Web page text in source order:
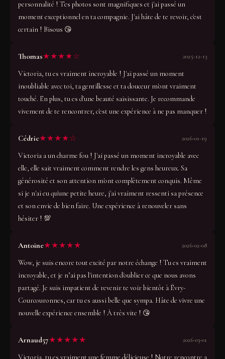
personnalité ! Tes photos sont magnifiques et j'ai passé un
moment exceptionnel en ta compagnie. J'ai hâte de te revoir, c'est
certain ! Bisous 😘
Thomas★★★★☆ 2025-12-13
Victoria, tu es vraiment incroyable ! J'ai passé un moment
inoubliable avec toi, ta gentillesse et ta douceur m'ont vraiment
touché. En plus, tu es d'une beauté saisissante. Je recommande
vivement de te rencontrer, c'est une expérience à ne pas manquer !
Cédric★★★★☆ 2026-01-19
Victoria a un charme fou ! J'ai passé un moment incroyable avec
elle, elle sait vraiment comment rendre les gens heureux. Sa
générosité et son attention m'ont complètement conquis. Même
si je n'ai eu qu'une petite heure, j'ai vraiment ressenti sa présence
et son envie de bien faire. Une expérience à renouveler sans
hésiter ! 💯
Antoine★★★★★ 2026-02-08
Wow, je suis encore tout excité par notre échange ! Tu es vraiment
incroyable, et je n’ai pas l'intention d'oublier ce que nous avons
partagé. Je suis impatient de revenir te voir bientôt à Évry-
Courcouronnes, car tu es aussi belle que sympa. Hâte de vivre une
nouvelle expérience ensemble ! À très vite ! 😘
Arnaud57★★★★★ 2026-03-01